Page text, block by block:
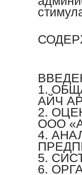
1.
АЙЧ
2.
ООО
4.
5.
6.